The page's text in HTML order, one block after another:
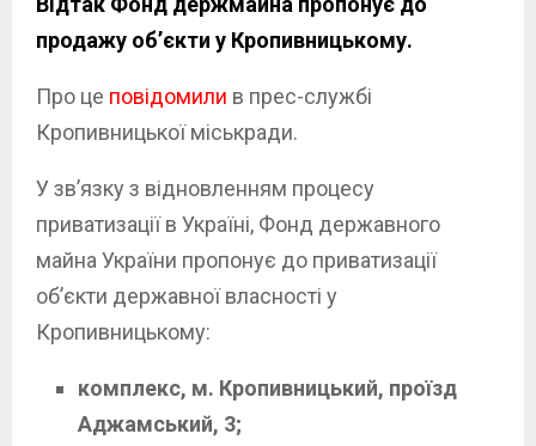
продажу об’єкти у Кропивницькому.
Про це повідомили в прес-службі
Кропивницької міськради.
У зв’язку з відновленням процесу
приватизації в Україні, Фонд державного
майна України пропонує до приватизації
об’єкти державної власності у
Кропивницькому:
комплекс, м. Кропивницький, проїзд
Аджамський, 3;